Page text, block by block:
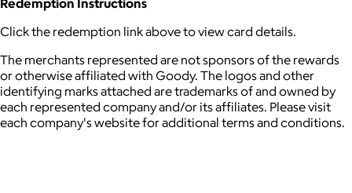
Click the redemption link above to view card details.
The merchants represented are not sponsors of the rewards
or otherwise affiliated with Goody. The logos and other
identifying marks attached are trademarks of and owned by
each represented company and/or its affiliates. Please visit
each company's website for additional terms and conditions.